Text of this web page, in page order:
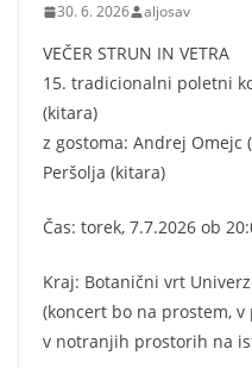
r
e
30. 6. 2026 aljosav
VEČER STRUN IN VETRA
15. tradicionalni poletni
(kitara)
z gostoma: Andrej Omejc
Peršolja (kitara)
Čas: torek, 7.7.2026 ob
Kraj: Botanični vrt
(koncert bo na prostem,
v notranjih prostorih na